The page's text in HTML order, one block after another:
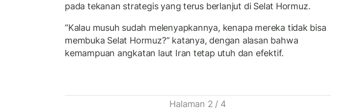
pada tekanan strategis yang terus berlanjut di Selat Hormuz.
“Kalau musuh sudah melenyapkannya, kenapa mereka tidak bisa
membuka Selat Hormuz?” katanya, dengan alasan bahwa
kemampuan angkatan laut Iran tetap utuh dan efektif.
Halaman 2 / 4